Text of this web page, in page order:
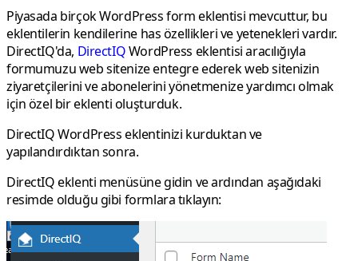
Piyasada birçok WordPress form eklentisi mevcuttur, bu
eklentilerin kendilerine has özellikleri ve yetenekleri vardır.
DirectIQ'da, DirectIQWordPress eklentisi aracılığıyla
formumuzu web sitenize entegre ederek web sitenizin
ziyaretçilerini ve abonelerini yönetmenize yardımcı olmak
için özel bir eklenti oluşturduk.
DirectIQ WordPress eklentinizi kurduktan ve
yapılandırdıktan sonra.
DirectIQ eklenti menüsüne gidin ve ardından aşağıdaki
resimde olduğu gibi formlara tıklayın: